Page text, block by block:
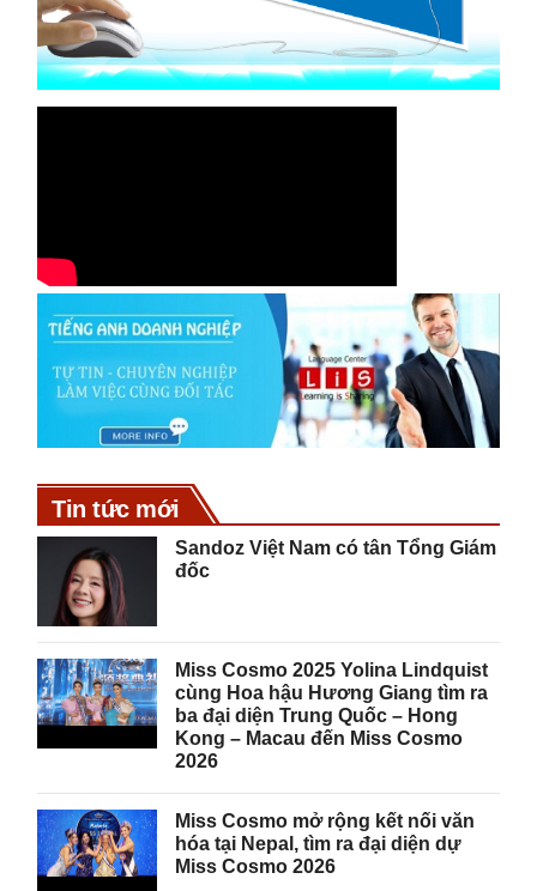
Tin tức mới
Sandoz Việt Nam có tân Tổng Giám
đốc
Miss Cosmo 2025 Yolina Lindquist
cùng Hoa hậu Hương Giang tìm ra
ba đại diện Trung Quốc – Hong
Kong – Macau đến Miss Cosmo
2026
Miss Cosmo mở rộng kết nối văn
hóa tại Nepal, tìm ra đại diện dự
Miss Cosmo 2026